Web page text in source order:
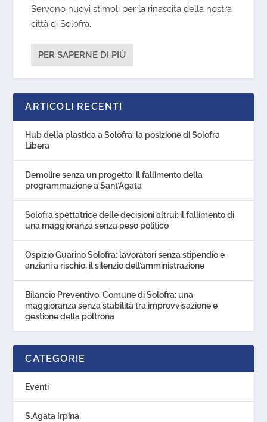
Servono nuovi stimoli per la rinascita della nostra
città di Solofra.
PER SAPERNE DI PIÙ
ARTICOLI RECENTI
Hub della plastica a Solofra: la posizione di Solofra
Libera
Demolire senza un progetto: il fallimento della
programmazione a Sant’Agata
Solofra spettatrice delle decisioni altrui: il fallimento di
una maggioranza senza peso politico
Ospizio Guarino Solofra: lavoratori senza stipendio e
anziani a rischio, il silenzio dell’amministrazione
Bilancio Preventivo, Comune di Solofra: una
maggioranza senza stabilità tra improvvisazione e
gestione della poltrona
CATEGORIE
Eventi
S.Agata Irpina